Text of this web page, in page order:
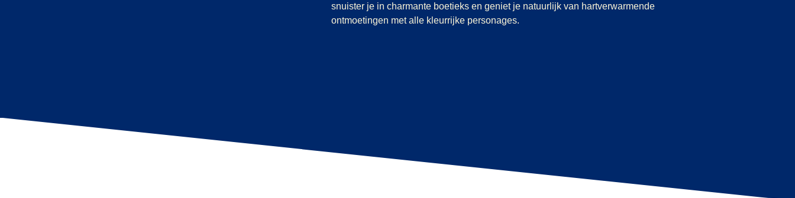
snuister je in charmante boetieks en geniet je natuurlijk van hartverwarmende
ontmoetingen met alle kleurrijke personages.